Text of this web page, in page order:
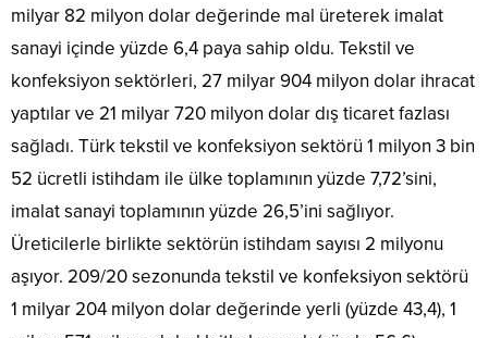
milyar 82 milyon dolar değerinde mal üreterek imalat
sanayi içinde yüzde 6,4 paya sahip oldu. Tekstil ve
konfeksiyon sektörleri, 27 milyar 904 milyon dolar ihracat
yaptılar ve 21 milyar 720 milyon dolar dış ticaret fazlası
sağladı. Türk tekstil ve konfeksiyon sektörü 1 milyon 3 bin
52 ücretli istihdam ile ülke toplamının yüzde 7,72’sini,
imalat sanayi toplamının yüzde 26,5’ini sağlıyor.
Üreticilerle birlikte sektörün istihdam sayısı 2 milyonu
aşıyor. 209/20 sezonunda tekstil ve konfeksiyon sektörü
1 milyar 204 milyon dolar değerinde yerli (yüzde 43,4), 1